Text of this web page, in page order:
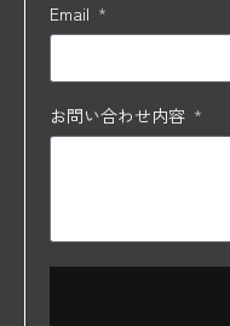
Email
お問い合わせ内容